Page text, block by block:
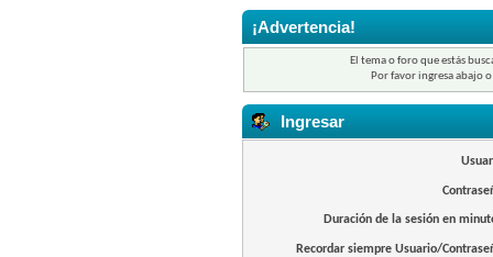
¡Advertencia!
El tema o foro que estás
Por favor ingresa abajo
Ingresar
Duración de la sesión en
Recordar siempre Usuario/